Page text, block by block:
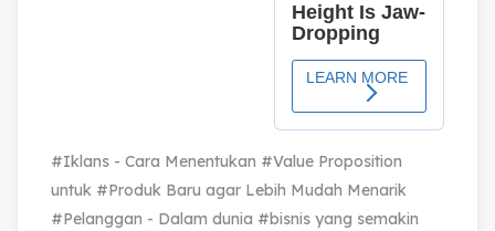
#Iklans - Cara Menentukan #Value Proposition
untuk #Produk Baru agar Lebih Mudah Menarik
#Pelanggan - Dalam dunia #bisnis yang semakin